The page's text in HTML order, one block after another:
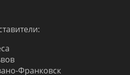
Франковск